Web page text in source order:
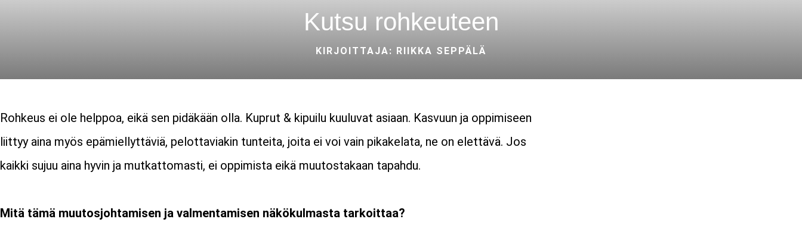
Kutsu rohkeuteen
KIRJOITTAJA: RIIKKA SEPPÄLÄ
Rohkeus ei ole helppoa, eikä sen pidäkään olla. Kuprut & kipuilu kuuluvat asiaan. Kasvuun ja oppimiseen
liittyy aina myös epämiellyttäviä, pelottaviakin tunteita, joita ei voi vain pikakelata, ne on elettävä. Jos
kaikki sujuu aina hyvin ja mutkattomasti, ei oppimista eikä muutostakaan tapahdu.
Mitä tämä muutosjohtamisen ja valmentamisen näkökulmasta tarkoittaa?